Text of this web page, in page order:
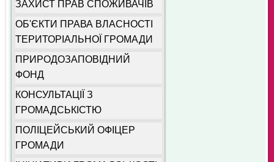
ЗАХИСТ ПРАВ СПОЖИВАЧІВ
ОБ'ЄКТИ ПРАВА ВЛАСНОСТІ
ТЕРИТОРІАЛЬНОЇ ГРОМАДИ
ПРИРОДОЗАПОВІДНИЙ
ФОНД
КОНСУЛЬТАЦІЇ З
ГРОМАДСЬКІСТЮ
ПОЛІЦЕЙСЬКИЙ ОФІЦЕР
ГРОМАДИ